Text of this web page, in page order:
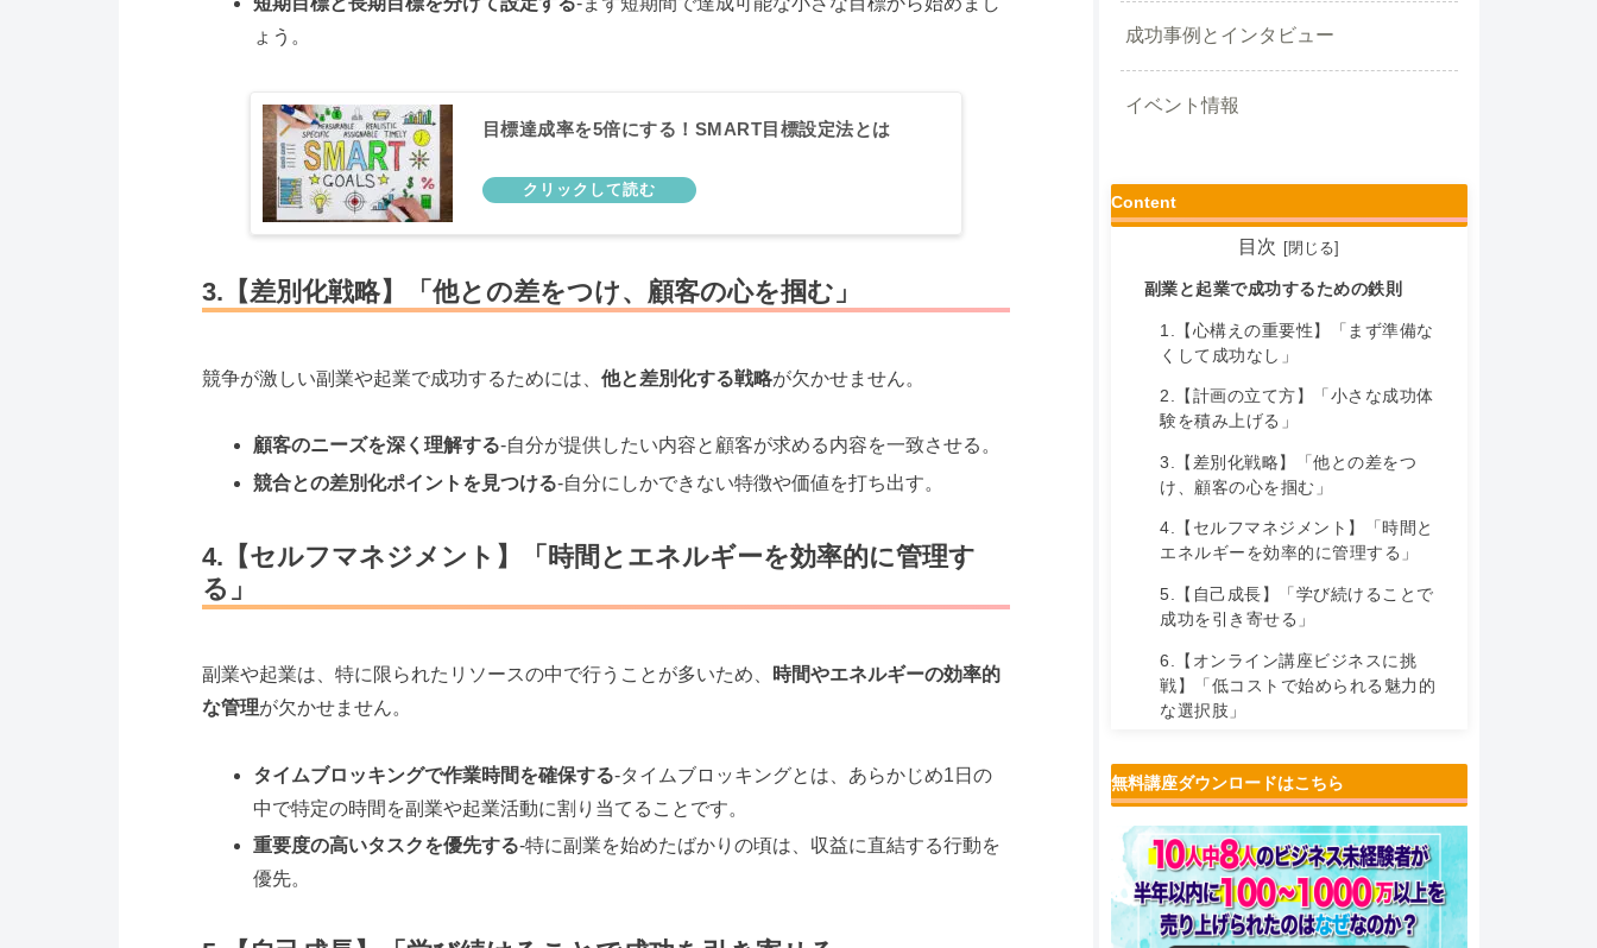
ょう。
目標達成率を5倍にする！SMART目標設定法とは
3.【差別化戦略】「他との差をつけ、顧客の心を掴む」
競争が激しい副業や起業で成功するためには、 他と差別化する戦略が欠かせません。
顧客のニーズを深く理解する-自分が提供したい内容と顧客が求める内容を一致させる。
競合との差別化ポイントを見つける-自分にしかできない特徴や価値を打ち出す。
4.【セルフマネジメント】「時間とエネルギーを効率的に管理す
る」
副業や起業は、特に限られたリソースの中で行うことが多いため、
時間やエネルギーの効率的
な管理が欠かせません。
タイムブロッキングで作業時間を確保する-タイムブロッキングとは、あらかじめ1日の
中で特定の時間を副業や起業活動に割り当てることです。
重要度の高いタスクを優先する-特に副業を始めたばかりの頃は、収益に直結する行動を
優先。
成功事例とインタビュー
イベント情報
Content
目次
副業と起業で成功するための鉄則
1.【心構えの重要性】「まず準備な
くして成功なし」
2.【計画の立て方】「小さな成功体
験を積み上げる」
3.【差別化戦略】「他との差をつ
け、顧客の心を掴む」
4.【セルフマネジメント】「時間と
エネルギーを効率的に管理する」
5.【自己成長】「学び続けることで
成功を引き寄せる」
6.【オンライン講座ビジネスに挑
戦】「低コストで始められる魅力的
な選択肢」
無料講座ダウンロードはこちら